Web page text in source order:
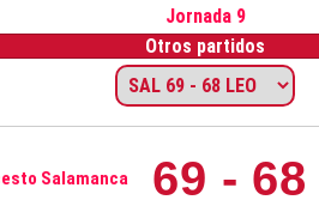
Jornada 9
Otros partidos
69 - 68